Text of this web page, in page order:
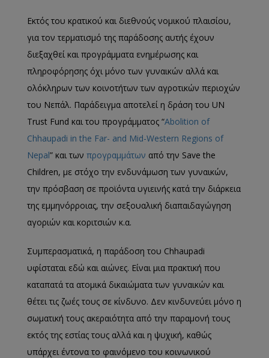
Εκτός του κρατικού και διεθνούς νομικού πλαισίου,
για τον τερματισμό της παράδοσης αυτής έχουν
διεξαχθεί και προγράμματα ενημέρωσης και
πληροφόρησης όχι μόνο των γυναικών αλλά και
ολόκληρων των κοινοτήτων των αγροτικών περιοχών
του Νεπάλ. Παράδειγμα αποτελεί η δράση του UΝ
Trust Fund και του προγράμματος “Abolition of
Chhaupadi in the Far- and Mid-Western Regions of
Nepal” και των προγραμμάτων από την Save the
Children, με στόχο την ενδυνάμωση των γυναικών,
την πρόσβαση σε προϊόντα υγιεινής κατά την διάρκεια
της εμμηνόρροιας, την σεξουαλική διαπαιδαγώγηση
αγοριών και κοριτσιών κ.α.
Συμπερασματικά, η παράδοση του Chhaupadi
υφίσταται εδώ και αιώνες. Είναι μια πρακτική που
καταπατά τα ατομικά δικαιώματα των γυναικών και
θέτει τις ζωές τους σε κίνδυνο. Δεν κινδυνεύει μόνο η
σωματική τους ακεραιότητα από την παραμονή τους
εκτός της εστίας τους αλλά και η ψυχική, καθώς
υπάρχει έντονα το φαινόμενο του κοινωνικού